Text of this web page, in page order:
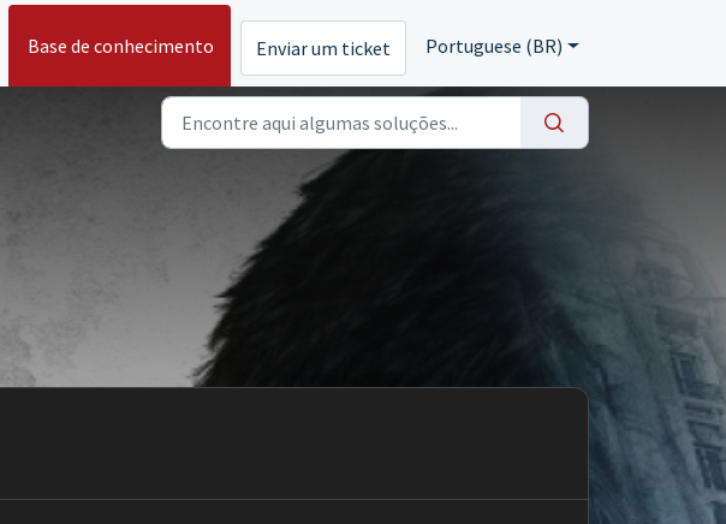
Base de conhecimento Enviar um ticket Portuguese (BR)